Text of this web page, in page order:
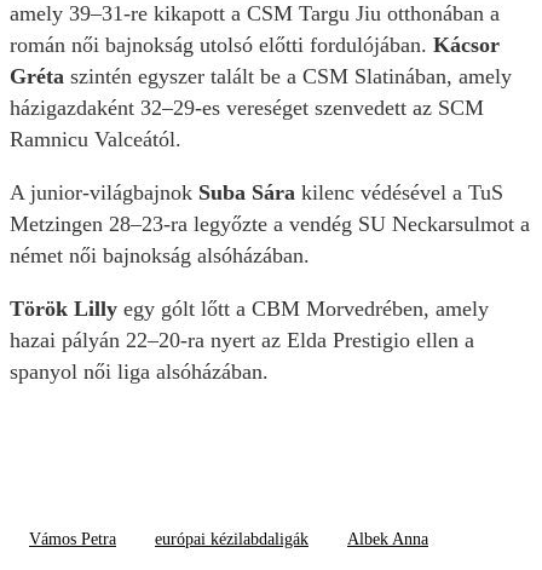
amely 39–31-re kikapott a CSM Targu Jiu otthonában a
román női bajnokság utolsó előtti fordulójában. Kácsor
Gréta szintén egyszer talált be a CSM Slatinában, amely
házigazdaként 32–29-es vereséget szenvedett az SCM
Ramnicu Valceától.
A junior-világbajnok Suba Sára kilenc védésével a TuS
Metzingen 28–23-ra legyőzte a vendég SU Neckarsulmot a
német női bajnokság alsóházában.
Török Lilly egy gólt lőtt a CBM Morvedrében, amely
hazai pályán 22–20-ra nyert az Elda Prestigio ellen a
spanyol női liga alsóházában.
Vámos Petra európai kézilabdaligák Albek Anna